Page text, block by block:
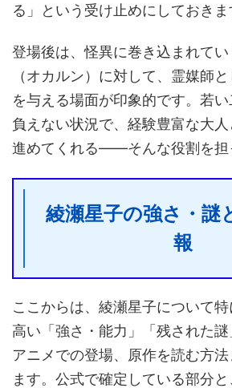
る」という受け止めにしておきま
登場後は、怪異に巻き込まれて
（オカルン）に対して、霊媒師
を与える場面が印象的です。若
負えない状況で、経験豊富な大
進めてくれる——そんな役割を担
綾瀬星子の強さ・謎
報
ここからは、綾瀬星子について
高い「強さ・能力」「残された
アニメでの登場、原作を読む方
ます。公式で確定している部分